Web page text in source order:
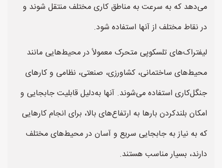
می‌دهد که به سرعت به مناطق کاری مختلف منتقل شوند و
در نقاط مختلف از آنها استفاده شود.
لیفتراک‌های تلسکوپی متحرک معمولاً در محیط‌هایی مانند
محیط‌های ساختمانی، کشاورزی، صنعتی، نظامی و کارهای
جنگل‌کاری استفاده می‌شوند. آنها به‌دلیل قابلیت جابجایی و
امکان بلندکردن بارها به ارتفاع‌های بالا، برای انجام کارهایی
که به نیاز به جابجایی سریع و آسان در محیط‌های مختلف
دارند، بسیار مناسب هستند.